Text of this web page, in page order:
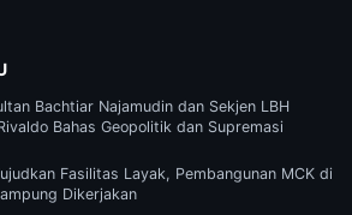
Bachtiar Najamudin dan Sekjen LBH
Bahas Geopolitik dan Supremasi
Fasilitas Layak, Pembangunan MCK di
Dikerjakan